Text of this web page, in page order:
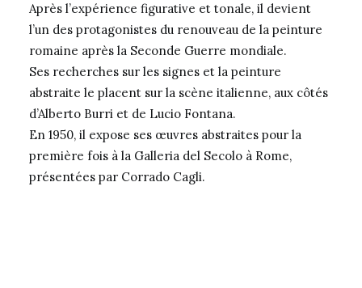
Après l’expérience figurative et tonale, il devient
l’un des protagonistes du renouveau de la peinture
romaine après la Seconde Guerre mondiale.
Ses recherches sur les signes et la peinture
abstraite le placent sur la scène italienne, aux côtés
d’Alberto Burri et de Lucio Fontana.
En 1950, il expose ses œuvres abstraites pour la
première fois à la Galleria del Secolo à Rome,
présentées par Corrado Cagli.